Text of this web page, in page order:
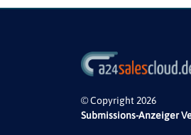
© Copyright 2026
Submissions-Anzeiger